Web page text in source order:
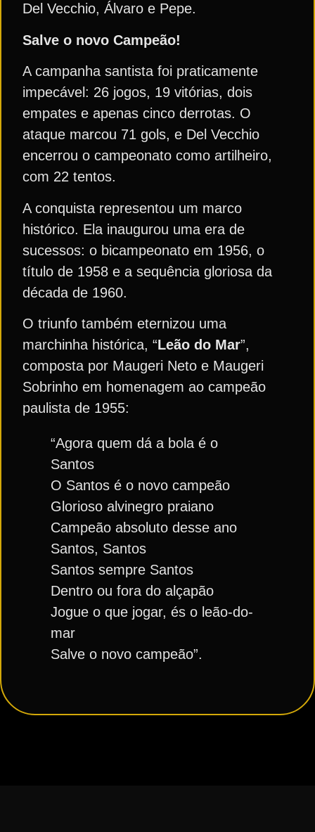
Del Vecchio, Álvaro e Pepe.
Salve o novo Campeão!
A campanha santista foi praticamente
impecável: 26 jogos, 19 vitórias, dois
empates e apenas cinco derrotas. O
ataque marcou 71 gols, e Del Vecchio
encerrou o campeonato como artilheiro,
com 22 tentos.
A conquista representou um marco
histórico. Ela inaugurou uma era de
sucessos: o bicampeonato em 1956, o
título de 1958 e a sequência gloriosa da
década de 1960.
O triunfo também eternizou uma
marchinha histórica, “Leão do Mar”,
composta por Maugeri Neto e Maugeri
Sobrinho em homenagem ao campeão
paulista de 1955:
“Agora quem dá a bola é o
Santos
O Santos é o novo campeão
Glorioso alvinegro praiano
Campeão absoluto desse ano
Santos, Santos
Santos sempre Santos
Dentro ou fora do alçapão
Jogue o que jogar, és o leão-do-
mar
Salve o novo campeão”.